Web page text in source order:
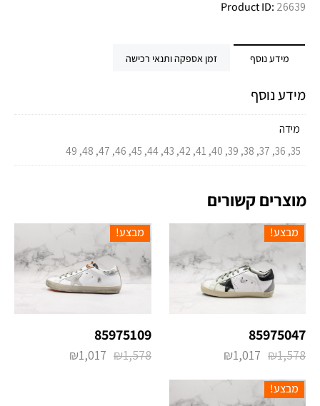
Product ID: 26639
מידע נוסף זמן אספקה ותנאי רכישה
מידע נוסף
מידה
35, 36, 37, 38, 39, 40, 41, 42, 43, 44, 45, 46, 47, 48, 49
מוצרים קשורים
מבצע!
85975047
₪1,578
₪1,017
מבצע!
85975109
₪1,578
₪1,017
מבצע!